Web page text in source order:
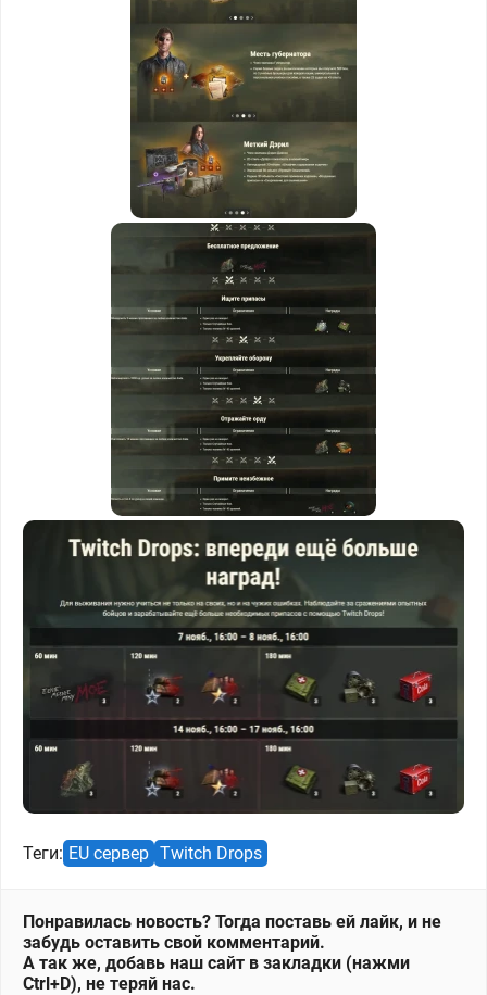
Теги: EU сервер Twitch Drops
Понравилась новость? Тогда поставь ей лайк, и не
забудь оставить свой комментарий.
А так же, добавь наш сайт в закладки (нажми
Ctrl+D), не теряй нас.